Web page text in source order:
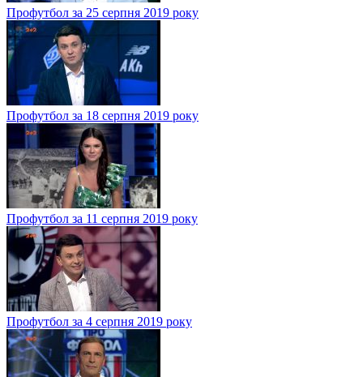
Профутбол за 25 серпня 2019 року
Профутбол за 18 серпня 2019 року
Профутбол за 11 серпня 2019 року
Профутбол за 4 серпня 2019 року